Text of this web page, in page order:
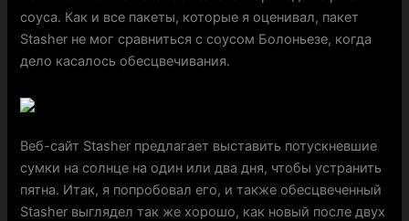
соуса. Как и все пакеты, которые я оценивал, пакет
Stasher не мог сравниться с соусом Болоньезе, когда
дело касалось обесцвечивания.
Веб-сайт Stasher предлагает выставить потускневшие
сумки на солнце на один или два дня, чтобы устранить
пятна. Итак, я попробовал его, и также обесцвеченный
Stasher выглядел так же хорошо, как новый после двух